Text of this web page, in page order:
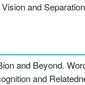
and
and Beyond.
and